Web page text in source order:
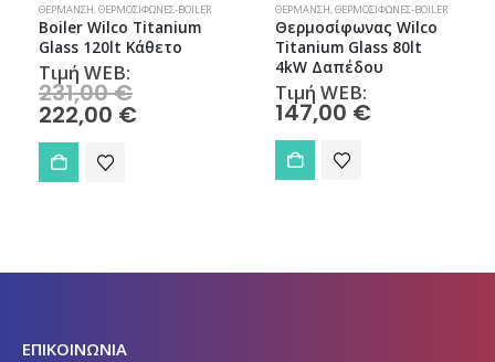
,ΦΥΣΙΚΌ ΑΈΡΙΟ
ΘΈΡΜΑΝΣΗ,ΘΕΡΜΟΣΊΦΩΝΕΣ-BOILER
Boiler Wilco Titanium
Glass 120lt Κάθετο
Τιμή WEB:
231,00€price
was:
222,00 €Η
ΘΈΡΜΑΝΣΗ,ΘΕΡΜΟΣΊΦΩΝΕΣ-BOILER
Θερμοσίφωνας Wilco
Titanium Glass 80lt
4kW Δαπέδου
Τιμή WEB:
147,00 €
ΕΠΙΚΟΙΝΩΝΙΑ